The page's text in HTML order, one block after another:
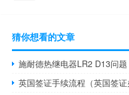
猜你想看的文章
施耐德热继电器LR2 D13问
英国签证手续流程（英国签证